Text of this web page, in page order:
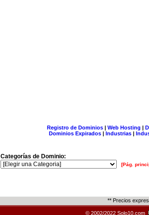
Registro de Dominios| Web Hosting |
Dominios Expirados | Industrias |
Categorías de Dominio:
[Pág.
** Precios
© 2002/2022 Solo10.com